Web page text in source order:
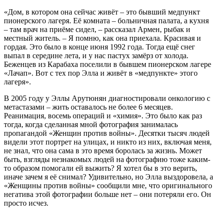
«Дом, в котором она сейчас живёт – это бывший медпункт
пионерского лагеря. Её комната – больничная палата, а кухня
– там врач на приёме сидел, – рассказал Армен, рыбак и
местный житель. – Я помню, как она приехала. Красивая и
гордая. Это было в конце июня 1992 года. Тогда ещё снег
выпал в середине лета, и у нас пастух замёрз от холода.
Беженцев из Карабаха поселили в бывшем пионерском лагере
«Лачап». Вот с тех пор Элла и живёт в «медпункте» этого
лагеря».
В 2005 году у Эллы Арутюнян диагностировали онкологию с
метастазами – жить оставалось не более 6 месяцев.
Реанимация, восемь операций и «химия». Это было как раз
тогда, когда сделанная мной фотография занималась
пропагандой «Женщин против войны». Десятки тысяч людей
видели этот портрет на улицах, и никто из них, включая меня,
не знал, что она сама в это время боролась за жизнь. Может
быть, взгляды незнакомых людей на фотографию тоже каким-
то образом помогали ей выжить? Я хотел бы в это верить,
иначе зачем я её снимал? Удивительно, но Элла выздоровела, а
«Женщины против войны» сообщили мне, что оригинального
негатива этой фотографии больше нет – они потеряли его. Он
просто исчез.